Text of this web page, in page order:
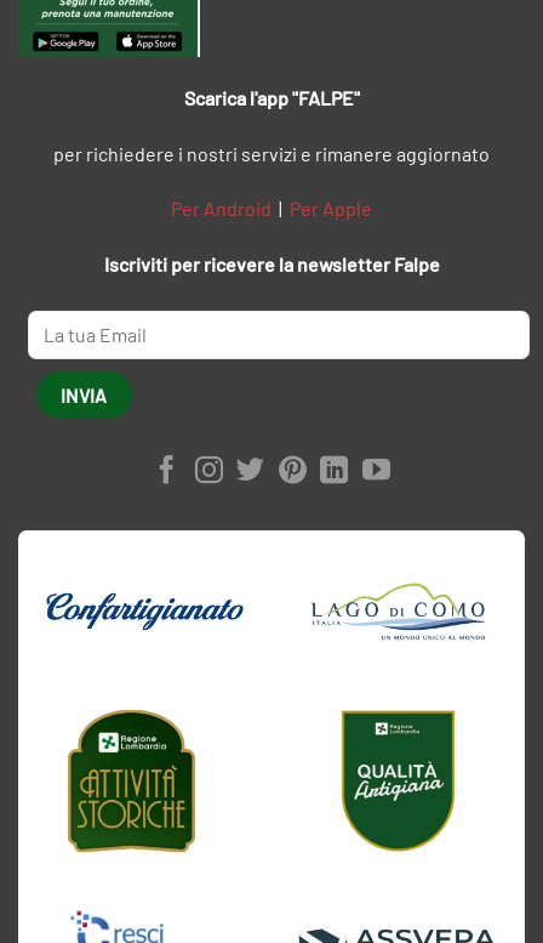
Scarica l'app "FALPE"
per richiedere i nostri servizi e rimanere aggiornato
Per Android | Per Apple
Iscriviti per ricevere la newsletter Falpe